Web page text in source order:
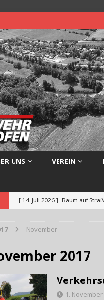
UNS VEREIN
[ 14. Juli 2026 ] Baum auf
[ 28. Juli 2026 ]
November
2017
1. November